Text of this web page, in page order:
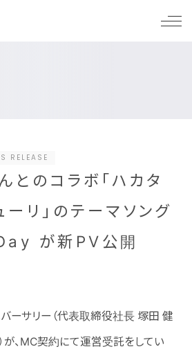
メ
RELEASE
とのコラボ「ハカタ
ーリ」のテーマソング
が新PV公開
ーサリー（代表取締役社長 塚田 健
、MC契約にて運営受託をしてい